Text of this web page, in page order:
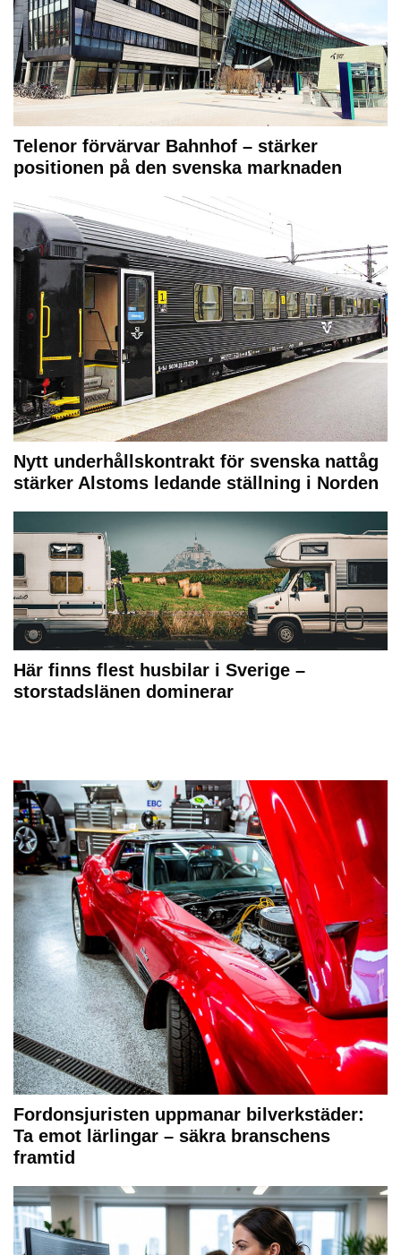
Telenor förvärvar Bahnhof – stärker
positionen på den svenska marknaden
Nytt underhållskontrakt för svenska nattåg
stärker Alstoms ledande ställning i Norden
Här finns flest husbilar i Sverige –
storstadslänen dominerar
Fordonsjuristen uppmanar bilverkstäder:
Ta emot lärlingar – säkra branschens
framtid